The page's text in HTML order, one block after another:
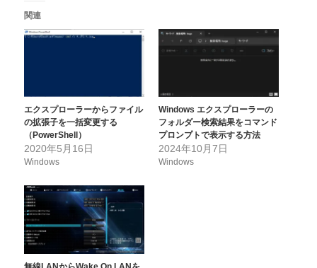
関連
エクスプローラーからファイル
の拡張子を一括変更する
（PowerShell）
2020年5月16日
Windows
Windows エクスプローラーの
フォルダー検索結果をコマンド
プロンプトで表示する方法
2024年10月7日
Windows